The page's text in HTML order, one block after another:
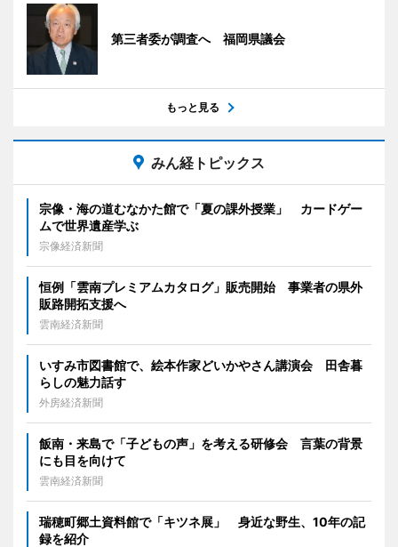
第三者委が調査へ 福岡県議会
もっと見る
みん経トピックス
宗像・海の道むなかた館で「夏の課外授業」 カードゲー
ムで世界遺産学ぶ
宗像経済新聞
恒例「雲南プレミアムカタログ」販売開始 事業者の県外
販路開拓支援へ
雲南経済新聞
いすみ市図書館で、絵本作家どいかやさん講演会 田舎暮
らしの魅力話す
外房経済新聞
飯南・来島で「子どもの声」を考える研修会 言葉の背景
にも目を向けて
雲南経済新聞
瑞穂町郷土資料館で「キツネ展」 身近な野生、10年の記
録を紹介